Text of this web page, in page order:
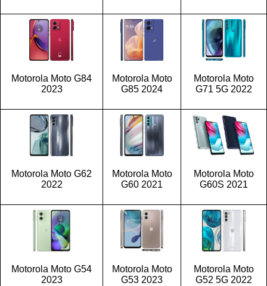
Motorola Moto G84
2023
Motorola Moto
G85 2024
Motorola Moto
G71 5G 2022
Motorola Moto G62
2022
Motorola Moto
G60 2021
Motorola Moto
G60S 2021
Motorola Moto G54
2023
Motorola Moto
G53 2023
Motorola Moto
G52 5G 2022